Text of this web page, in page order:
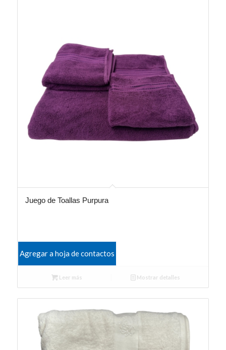
Juego de Toallas Purpura
Agregar a hoja de contactos
Leer más Mostrar detalles